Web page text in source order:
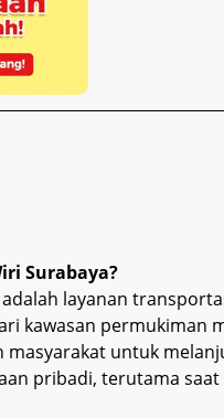
Surabaya?
layanan
kawasan permukiman
untuk
pribadi, terutama